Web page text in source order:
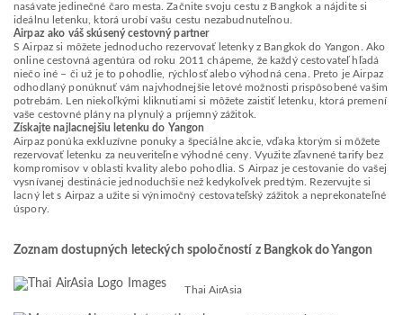
nasávate jedinečné čaro mesta. Začnite svoju cestu z Bangkok a nájdite si
ideálnu letenku, ktorá urobí vašu cestu nezabudnuteľnou.
Airpaz ako váš skúsený cestovný partner
S Airpaz si môžete jednoducho rezervovať letenky z Bangkok do Yangon. Ako
online cestovná agentúra od roku 2011 chápeme, že každý cestovateľ hľadá
niečo iné – či už je to pohodlie, rýchlosť alebo výhodná cena. Preto je Airpaz
odhodlaný ponúknuť vám najvhodnejšie letové možnosti prispôsobené vašim
potrebám. Len niekoľkými kliknutiami si môžete zaistiť letenku, ktorá premení
vaše cestovné plány na plynulý a príjemný zážitok.
Získajte najlacnejšiu letenku do Yangon
Airpaz ponúka exkluzívne ponuky a špeciálne akcie, vďaka ktorým si môžete
rezervovať letenku za neuveriteľne výhodné ceny. Využite zľavnené tarify bez
kompromisov v oblasti kvality alebo pohodlia. S Airpaz je cestovanie do vašej
vysnívanej destinácie jednoduchšie než kedykoľvek predtým. Rezervujte si
lacný let s Airpaz a užite si výnimočný cestovateľský zážitok a neprekonateľné
úspory.
Zoznam dostupných leteckých spoločností z Bangkok do Yangon
Thai AirAsia